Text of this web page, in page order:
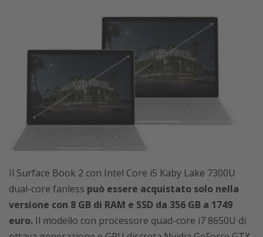
Il Surface Book 2 con Intel Core i5 Kaby Lake 7300U
dual-core fanless può essere acquistato solo nella
versione con 8 GB di RAM e SSD da 356 GB a 1749
euro. Il modello con processore quad-core i7 8650U di